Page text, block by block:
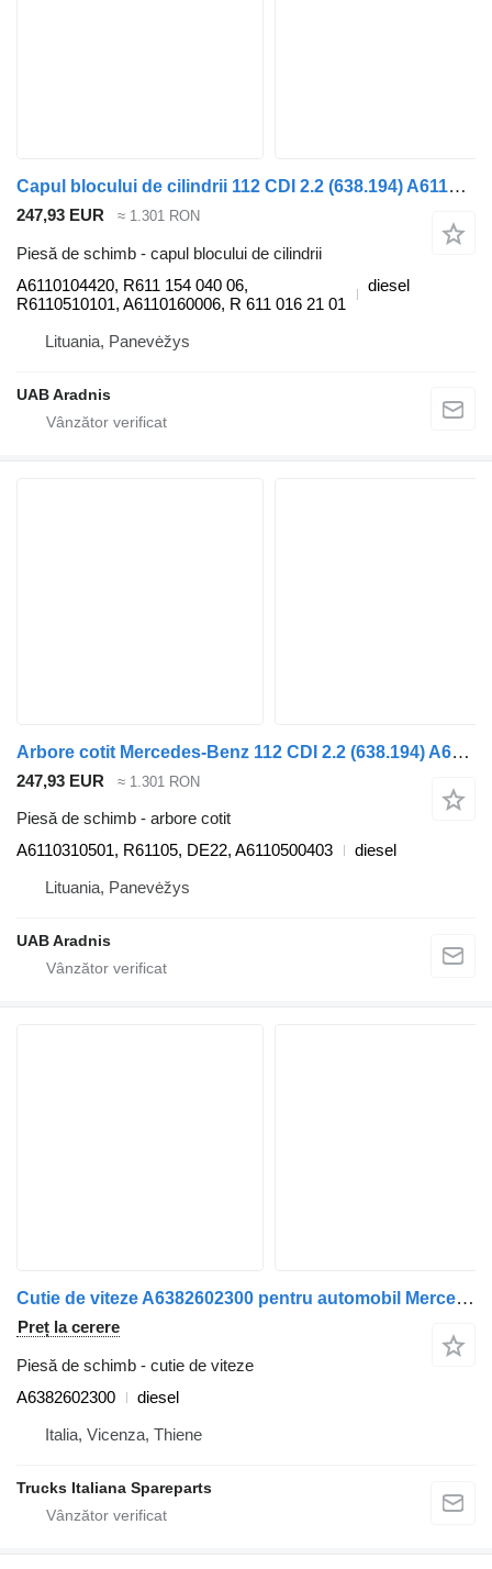
Capul blocului de cilindrii 112 CDI 2.2 (638.194) A6110104420 pentru automobil Mercedes-Benz VITO Minibus / passenger (638)
247,93 EUR ≈ 1.301 RON
Piesă de schimb - capul blocului de cilindrii
A6110104420, R611 154 040 06,
R6110510101, A6110160006, R 611 016 21 01
diesel
Lituania, Panevėžys
UAB Aradnis
Arbore cotit Mercedes-Benz 112 CDI 2.2 (638.194) A6110310501 pentru automobil Mercedes-Benz VITO Minibus / passenger (638)
247,93 EUR ≈ 1.301 RON
Piesă de schimb - arbore cotit
A6110310501, R61105, DE22, A6110500403
diesel
Lituania, Panevėžys
UAB Aradnis
Cutie de viteze A6382602300 pentru automobil Mercedes-Benz Vito-V (W638) 1997>2002
Preț la cerere
Piesă de schimb - cutie de viteze
A6382602300
diesel
Italia, Vicenza, Thiene
Trucks Italiana Spareparts